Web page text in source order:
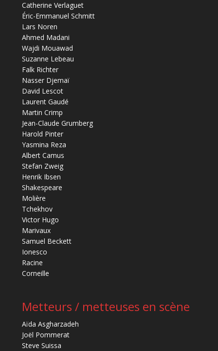
Catherine Verlaguet
Éric-Emmanuel Schmitt
Lars Noren
Ahmed Madani
Wajdi Mouawad
Suzanne Lebeau
Falk Richter
Nasser Djemaï
David Lescot
Laurent Gaudé
Martin Crimp
Jean-Claude Grumberg
Harold Pinter
Yasmina Reza
Albert Camus
Stefan Zweig
Henrik Ibsen
Shakespeare
Molière
Tchekhov
Victor Hugo
Marivaux
Samuel Beckett
Ionesco
Racine
Corneille
Metteurs / metteuses en scène
Aïda Asgharzadeh
Joël Pommerat
Steve Suissa